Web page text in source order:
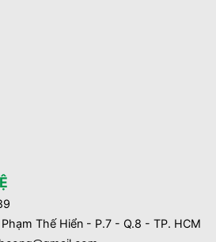
Thế Hiển - P.7 - Q.8 - TP. HCM